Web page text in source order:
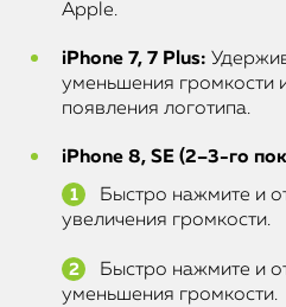
Apple.
iPhone 7, 7 Plus:
уменьшения громкости
появления логотипа.
iPhone 8, SE (2–3-го
Быстро нажмите и
увеличения громкости.
Быстро нажмите и
уменьшения громкости.